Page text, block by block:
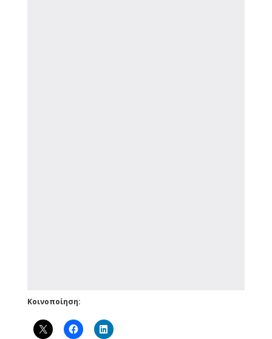
Κοινοποίηση: